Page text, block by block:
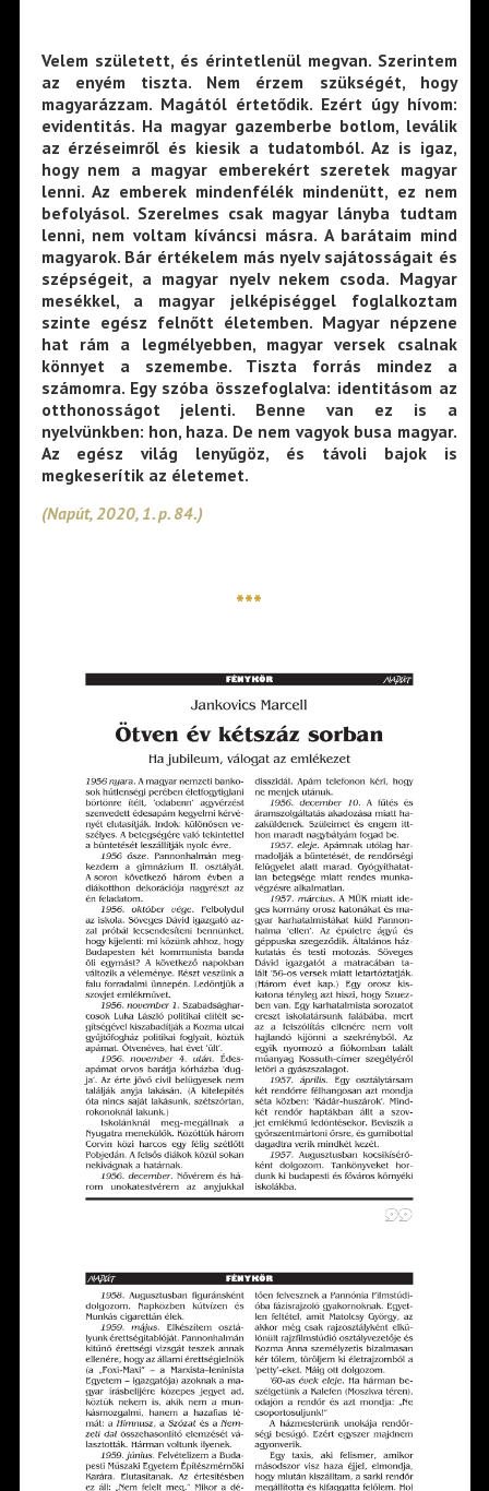
Velem született, és érintetlenül megvan. Szerintem
az enyém tiszta. Nem érzem szükségét, hogy
magyarázzam. Magától értetődik. Ezért úgy hívom:
evidentitás. Ha magyar gazemberbe botlom, leválik
az érzéseimről és kiesik a tudatomból. Az is igaz,
hogy nem a magyar emberekért szeretek magyar
lenni. Az emberek mindenfélék mindenütt, ez nem
befolyásol. Szerelmes csak magyar lányba tudtam
lenni, nem voltam kíváncsi másra. A barátaim mind
magyarok. Bár értékelem más nyelv sajátosságait és
szépségeit, a magyar nyelv nekem csoda. Magyar
mesékkel, a magyar jelképiséggel foglalkoztam
szinte egész felnőtt életemben. Magyar népzene
hat rám a legmélyebben, magyar versek csalnak
könnyet a szemembe. Tiszta forrás mindez a
számomra. Egy szóba összefoglalva: identitásom az
otthonosságot jelenti. Benne van ez is a
nyelvünkben: hon, haza. De nem vagyok busa magyar.
Az egész világ lenyűgöz, és távoli bajok is
megkeserítik az életemet.
(Napút, 2020, 1. p. 84.)
***